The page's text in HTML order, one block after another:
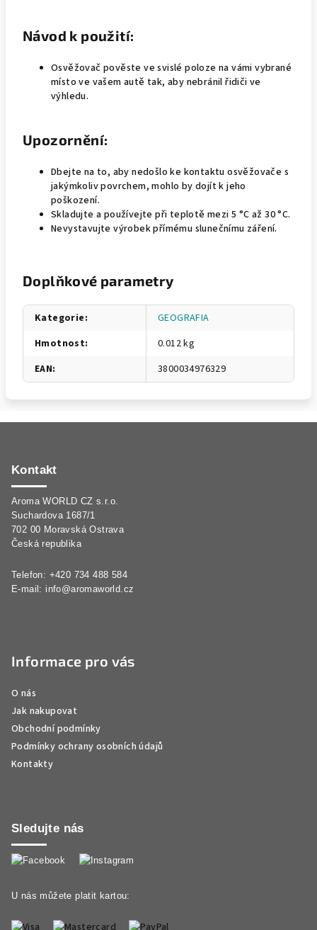
Návod k použití:
Osvěžovač pověste ve svislé poloze na vámi vybrané
místo ve vašem autě tak, aby nebránil řidiči ve
výhledu.
Upozornění:
Dbejte na to, aby nedošlo ke kontaktu osvěžovače s
jakýmkoliv povrchem, mohlo by dojít k jeho
poškození.
Skladujte a používejte při teplotě mezi 5 °C až 30 °C.
Nevystavujte výrobek přímému slunečnímu záření.
Doplňkové parametry
Kategorie:
GEOGRAFIA
Hmotnost:
0.012 kg
EAN: 3800034976329
Kontakt
Aroma WORLD CZ s.r.o.
Suchardova 1687/1
702 00 Moravská Ostrava
Česká republika
Telefon: +420 734 488 584
E-mail: info@aromaworld.cz
Informace pro vás
O nás
Jak nakupovat
Obchodní podmínky
Podmínky ochrany osobních údajů
Kontakty
Sledujte nás
U nás můžete platit kartou: